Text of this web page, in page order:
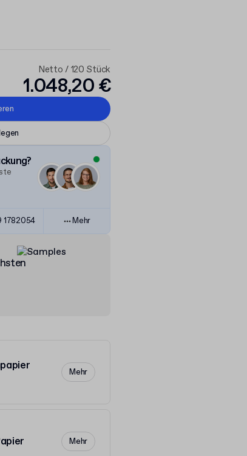
Netto / 120 Stück
1.048,20 €
1782054 Mehr
Mehr
Mehr